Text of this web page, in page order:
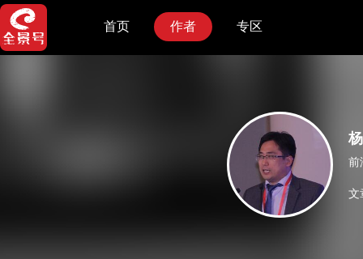
首页 作者 专区
前